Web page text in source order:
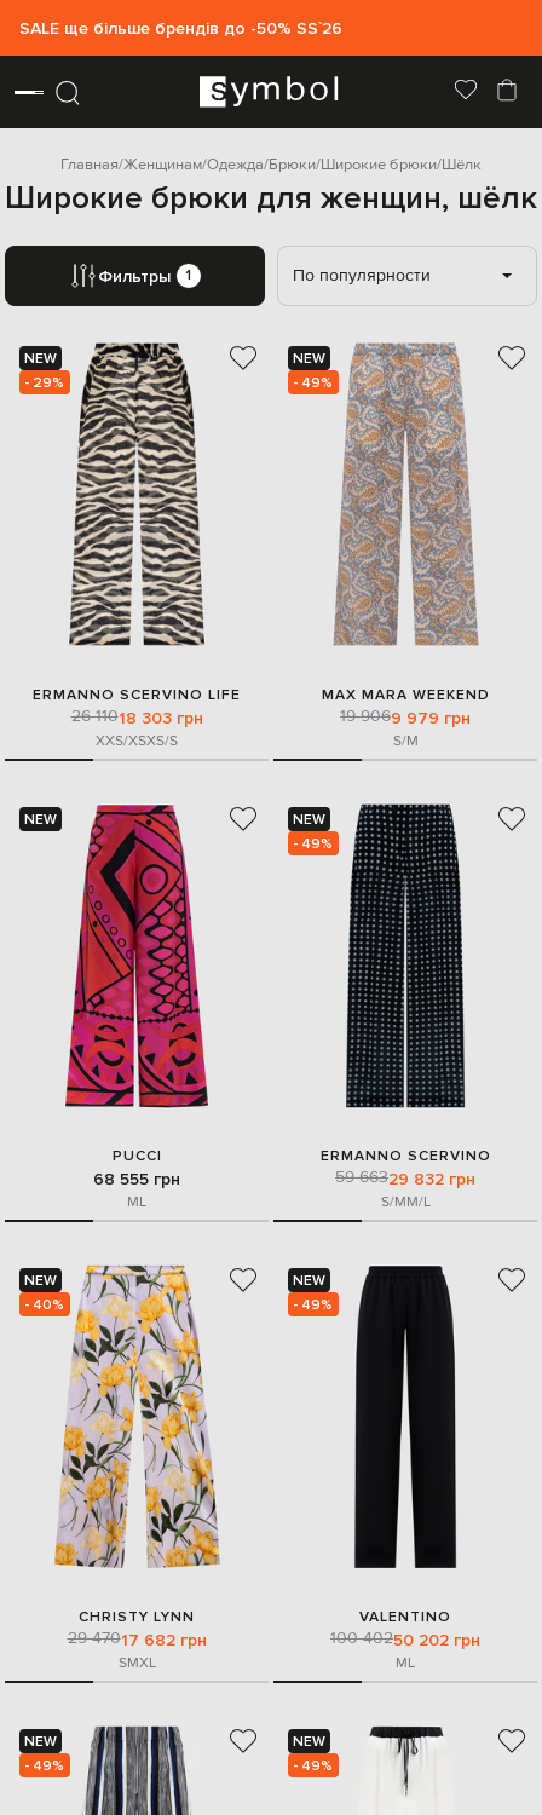
SALE ще більше брендів до -50% SS`26
Главная Женщинам Одежда Брюки Широкие брюки Шёлк
Широкие брюки для женщин, шёлк
Фильтры 1 По популярности
NEW
- 29%
ERMANNO SCERVINO LIFE
26 11018 303 грн
XXS/XSXS/S
NEW
- 49%
MAX MARA WEEKEND
19 9069 979 грн
S/M
NEW
PUCCI
68 555 грн
ML
NEW
- 49%
ERMANNO SCERVINO
59 66329 832 грн
S/MM/L
NEW
- 40%
CHRISTY LYNN
29 47017 682 грн
SMXL
NEW
- 49%
VALENTINO
100 40250 202 грн
ML
NEW
- 49%
NEW
- 49%